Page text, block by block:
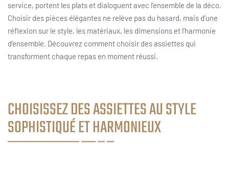
service, portent les plats et dialoguent avec l’ensemble de la déco.
Choisir des pièces élégantes ne relève pas du hasard, mais d’une
réflexion sur le style, les matériaux, les dimensions et l’harmonie
d’ensemble. Découvrez comment choisir des assiettes qui
transforment chaque repas en moment réussi.
CHOISISSEZ DES ASSIETTES AU STYLE
SOPHISTIQUÉ ET HARMONIEUX